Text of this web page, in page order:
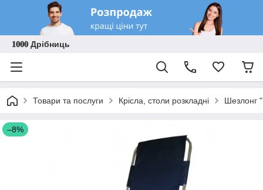
𝟏𝟎𝟎𝟎 Дрібниць
Товари та послуги Крісла, столи розкладні Шезлонг
–8%